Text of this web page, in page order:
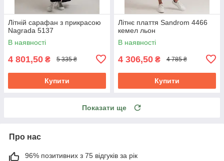
Літній сарафан з прикрасою
Nagrada 5137
В наявності
4 801,50 ₴ 5 335 ₴
Купити
Літнє плаття Sandrom 4466
кемел льон
В наявності
4 306,50 ₴ 4 785 ₴
Купити
Показати ще
Про нас
96% позитивних з 75 відгуків за рік